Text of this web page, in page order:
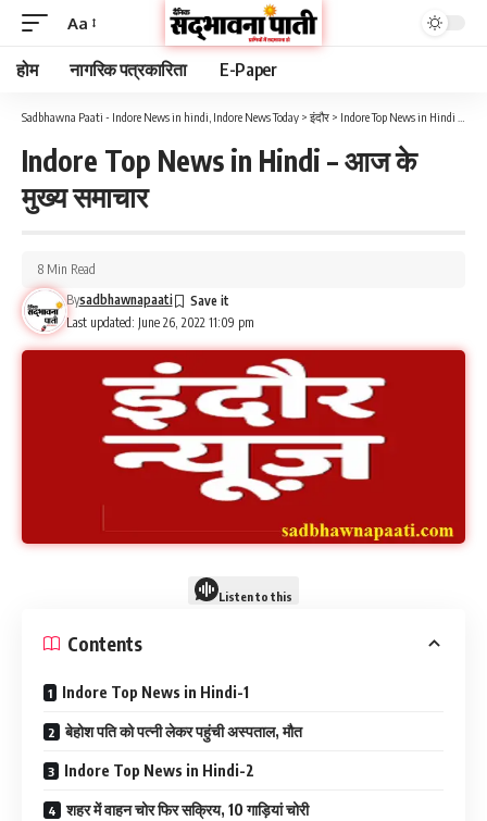
Aa
होम नागरिक पत्रकारिता E-Paper
Sadbhawna Paati - Indore News in hindi, Indore News Today > इंदौर > Indore Top News in Hindi – आज के मुख्य समाचार
Indore Top News in Hindi – आज के
मुख्य समाचार
Last updated: June 26, 2022 11:09 pm
Bysadbhawnapaati
8 Min Read
Listen to this
Contents
Indore Top News in Hindi-1
बेहोश पति को पत्नी लेकर पहुंची अस्पताल, मौत
Indore Top News in Hindi-2
शहर में वाहन चोर फिर सक्रिय, 10 गाड़ियां चोरी